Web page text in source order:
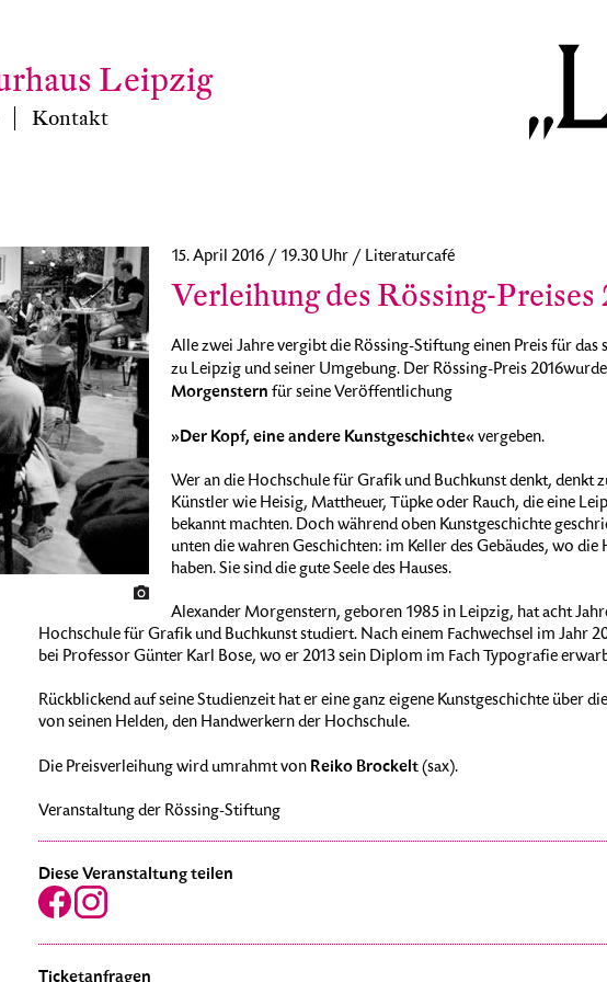
Leipzig
Kontakt
15. April 2016 / 19.30 Uhr / Literaturcafé
Verleihung des Rössing-
Alle zwei Jahre vergibt die Rössing-Stiftung einen Preis für das
zu Leipzig und seiner Umgebung. Der Rössing-Preis
Morgenstern für seine Veröffentlichung
»Der Kopf, eine andere Kunstgeschichte«vergeben.
Wer an die Hochschule für Grafik und Buchkunst denkt, denkt
Künstler wie Heisig, Mattheuer, Tüpke oder Rauch, die eine
bekannt machten. Doch während oben Kunstgeschichte
unten die wahren Geschichten: im Keller des Gebäudes, wo
haben. Sie sind die gute Seele des Hauses.
Alexander Morgenstern, geboren 1985 in Leipzig, hat acht
Hochschule für Grafik und Buchkunst studiert. Nach einem Fachwechsel im Jahr
bei Professor Günter Karl Bose, wo er 2013 sein Diplom im Fach Typografie
Rückblickend auf seine Studienzeit hat er eine ganz eigene Kunstgeschichte über
von seinen Helden, den Handwerkern der Hochschule.
Die Preisverleihung wird umrahmt von Reiko Brockelt(sax).
Veranstaltung der Rössing-Stiftung
Diese Veranstaltung teilen
Ticketanfragen